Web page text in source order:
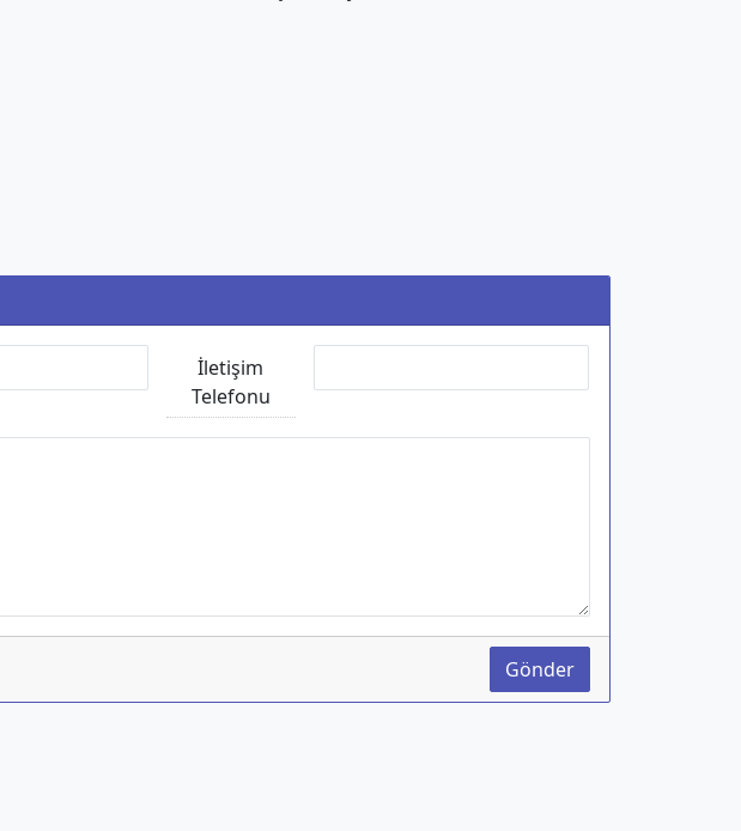
İletişim
Telefonu
Gönder